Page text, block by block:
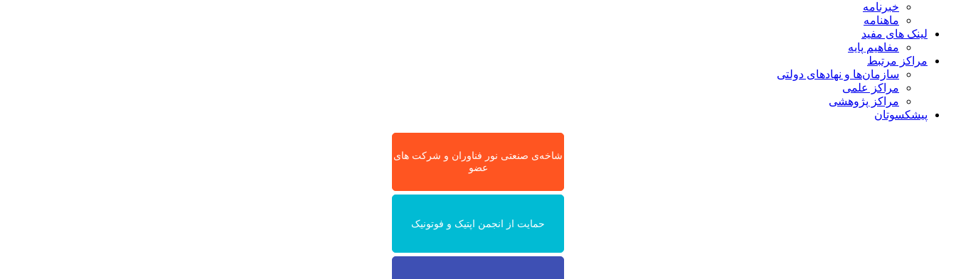
خبرنامه
ماهنامه
لینک های مفید
مفاهیم پایه
مراکز مرتبط
سازمان‌ها و نهادهای دولتی
مراکز علمی
مراکز پژوهشی
پیشکسوتان
شاخه‌ی صنعتی نور فناوران و شرکت های
عضو
حمایت از انجمن اپتیک و فوتونیک